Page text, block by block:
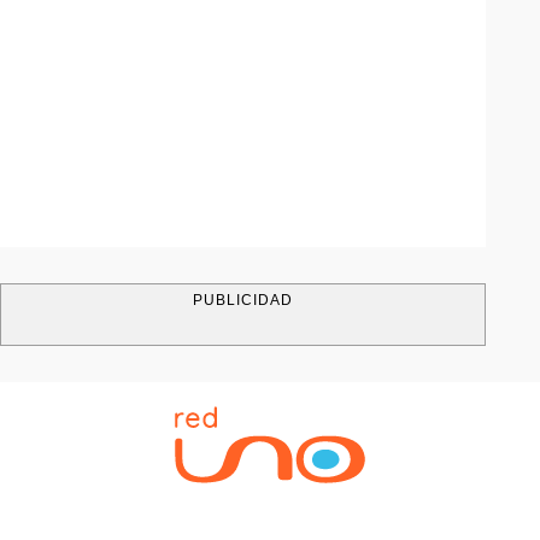
PUBLICIDAD